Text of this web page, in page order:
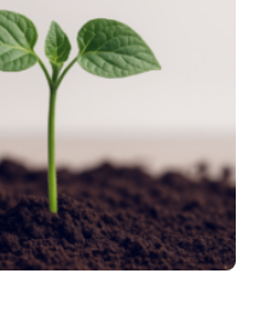
werden und trägt
primaevus. Dieser erste
in Bernstein
einer
dar, denn…